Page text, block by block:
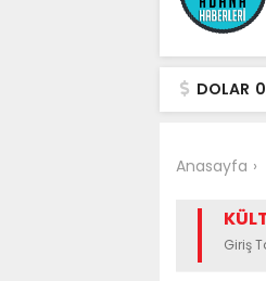
DOLAR
Anasayfa
Giriş